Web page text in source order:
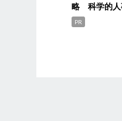
略 科学的人
PR